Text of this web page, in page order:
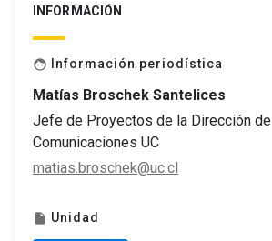
INFORMACIÓN
face Información periodística
Matías Broschek Santelices
Jefe de Proyectos de la Dirección de
Comunicaciones UC
matias.broschek@uc.cl
insert_drive_file Unidad